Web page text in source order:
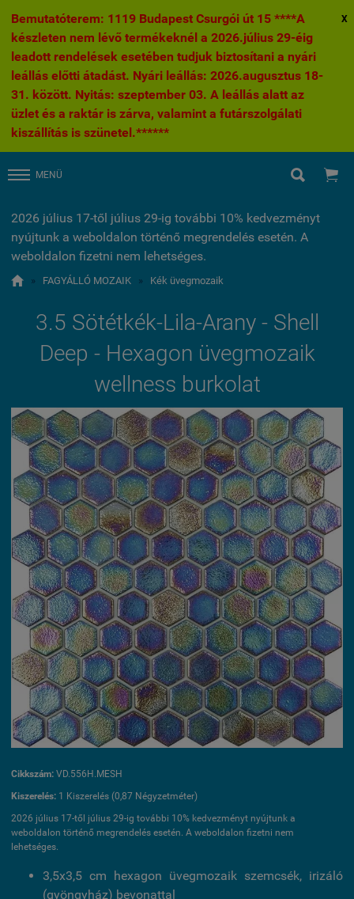
Bemutatóterem: 1119 Budapest Csurgói út 15 ****A
készleten nem lévő termékeknél a 2026.július 29-éig
leadott rendelések esetében tudjuk biztosítani a nyári
leállás előtti átadást. Nyári leállás: 2026.augusztus 18-
31. között. Nyitás: szeptember 03. A leállás alatt az
üzlet és a raktár is zárva, valamint a futárszolgálati
kiszállítás is szünetel.******
X
MENÜ  
2026 július 17-től július 29-ig további 10% kedvezményt
nyújtunk a weboldalon történő megrendelés esetén. A
weboldalon fizetni nem lehetséges.
 » FAGYÁLLÓ MOZAIK » Kék üvegmozaik
3.5 Sötétkék-Lila-Arany - Shell
Deep - Hexagon üvegmozaik
wellness burkolat
Cikkszám: VD.556H.MESH
Kiszerelés: 1 Kiszerelés (0,87 Négyzetméter)
2026 július 17-től július 29-ig további 10% kedvezményt nyújtunk a
weboldalon történő megrendelés esetén. A weboldalon fizetni nem
lehetséges.
3,5x3,5 cm hexagon üvegmozaik szemcsék, irizáló
(gyöngyház) bevonattal